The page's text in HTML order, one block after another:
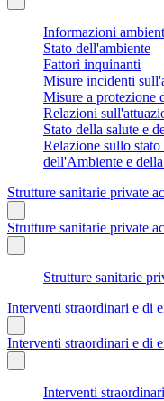
Informazioni
Stato dell'ambiente
Fattori inquinanti
Misure incidenti
Misure a protezione
Relazioni
Stato della salute e
Relazione sullo
dell'Ambiente e
Strutture sanitarie private
Strutture sanitarie private
Strutture sanitarie
Interventi straordinari e di
Interventi straordinari e di
Interventi